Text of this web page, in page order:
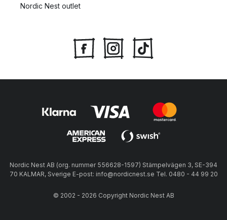
Nordic Nest outlet
Nordic Nest AB (org. nummer 556628-1597) Stämpelvägen 3, SE-394
70 KALMAR, Sverige E-post: info@nordicnest.se Tel. 0480 - 44 99 20
© 2002 - 2026 Copyright Nordic Nest AB